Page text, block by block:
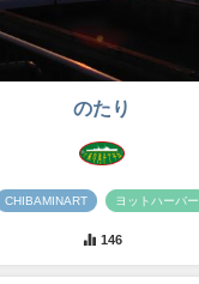
のたり
CHIBAMINART ヨットハーバー
146